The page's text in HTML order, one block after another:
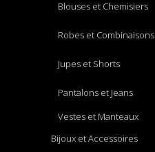
Blouses et Chemisiers
Robes et Combinaisons
Jupes et Shorts
Pantalons et Jeans
Vestes et Manteaux
Bijoux et Accessoires